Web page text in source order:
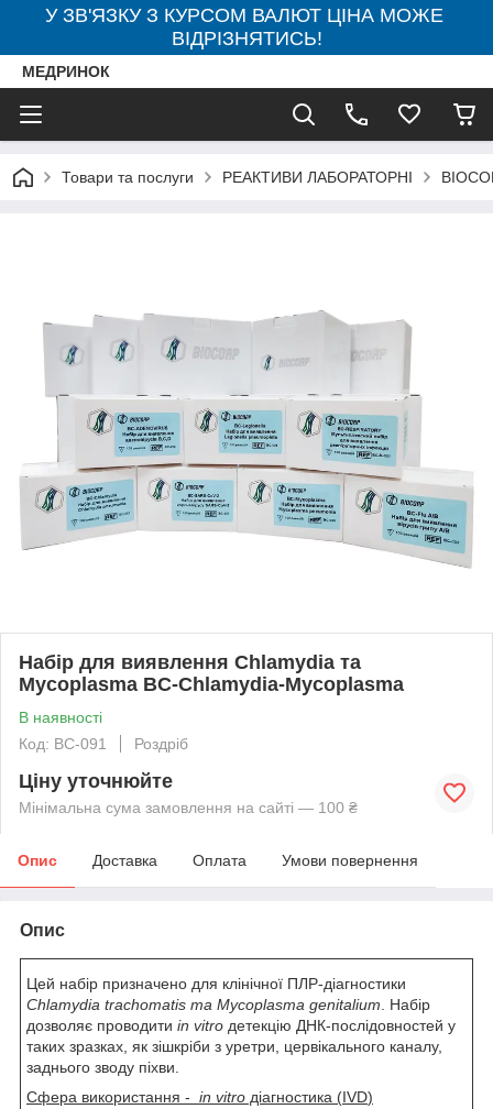
У ЗВ'ЯЗКУ З КУРСОМ ВАЛЮТ ЦІНА МОЖЕ
ВІДРІЗНЯТИСЬ!
МЕДРИНОК
Товари та послуги РЕАКТИВИ ЛАБОРАТОРНІ
Набір для виявлення Chlamydia та
Mycoplasma BC-Chlamydia-Mycoplasma
В наявності
Код: BC-091
Роздріб
Ціну уточнюйте
Мінімальна сума замовлення на сайті — 100 ₴
Опис Доставка Оплата Умови повернення
Опис
Цей набір призначено для клінічної ПЛР-діагностики
Chlamydia trachomatis та Mycoplasma genitalium . Набір
дозволяє проводити in vitro детекцію ДНК-послідовностей у
таких зразках, як зішкріби з уретри, цервікального каналу,
заднього зводу піхви.
Сфера використання - in vitro діагностика (IVD)